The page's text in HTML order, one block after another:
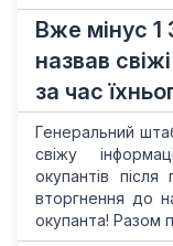
Вже мінус
назвав
за час
Генеральний
свіжу
окупантів
вторгнення до
окупанта! Разом